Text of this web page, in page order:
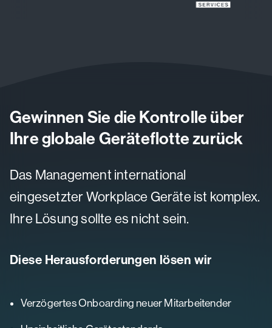
Gewinnen Sie die Kontrolle über
Ihre globale Geräteflotte zurück
Das Management international
eingesetzter Workplace Geräte ist komplex.
Ihre Lösung sollte es nicht sein.
Diese Herausforderungen lösen wir
Verzögertes Onboarding neuer Mitarbeitender